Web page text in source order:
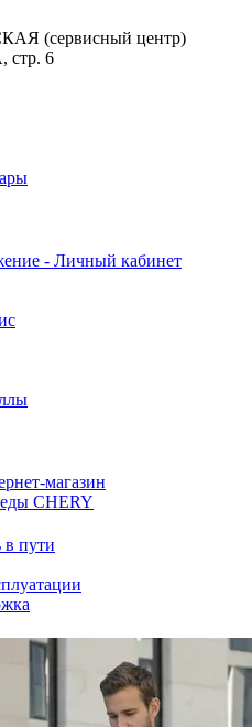
(сервисный центр)
стр. 6
- Личный кабинет
магазин
CHERY
пути